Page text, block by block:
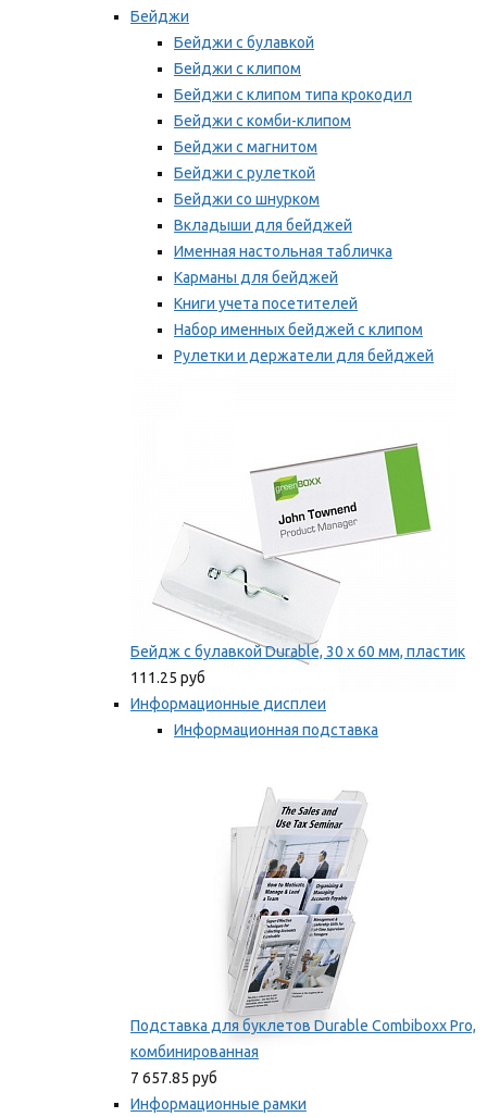
Бейджи
Бейджи с булавкой
Бейджи с клипом
Бейджи с клипом типа крокодил
Бейджи с комби-клипом
Бейджи с магнитом
Бейджи с рулеткой
Бейджи со шнурком
Вкладыши для бейджей
Именная настольная табличка
Карманы для бейджей
Книги учета посетителей
Набор именных бейджей с клипом
Рулетки и держатели для бейджей
Бейдж с булавкой Durable, 30 х 60 мм, пластик
111.25 руб
Информационные дисплеи
Информационная подставка
Подставка для буклетов Durable Combiboxx Pro,
комбинированная
7 657.85 руб
Информационные рамки